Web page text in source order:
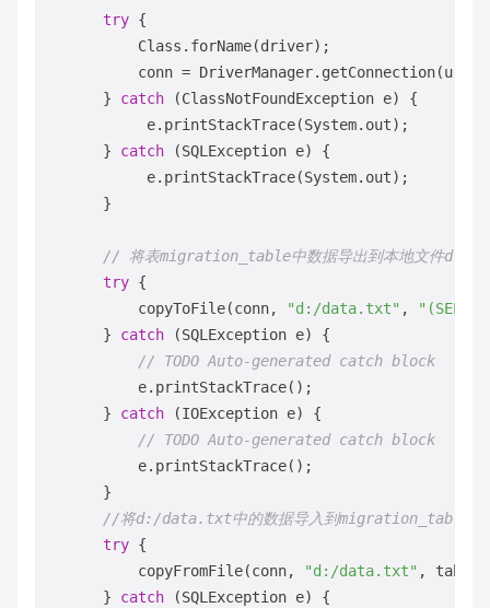
try {
          Class.forName(driver);
conn =
      }
catch (ClassNotFoundException e) {
           e.printStackTrace(System.out);
      }
catch (SQLException e) {
           e.printStackTrace(System.out);
      }
// 将表migration_table中数据导出到本地文件
try {
          copyToFile(conn,
"d:/data.txt" ,
      }
catch (SQLException e) {
// TODO Auto-generated catch block
          e.printStackTrace();
      }
catch (IOException e) {
// TODO Auto-generated catch block
          e.printStackTrace();
      }
//将d:/data.txt中的数据导入到migration_table_1
try {
          copyFromFile(conn,
"d:/data.txt" ,
      }
catch (SQLException e) {